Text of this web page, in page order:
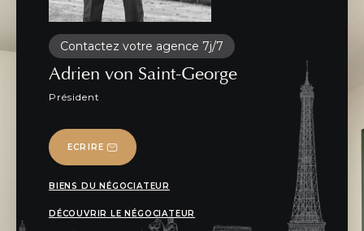
Contactez votre agence 7j/7
Adrien von Saint-George
Président
ECRIRE
BIENS DU NÉGOCIATEUR
DÉCOUVRIR LE NÉGOCIATEUR